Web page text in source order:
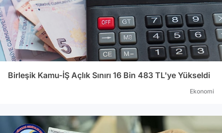
Birleşik Kamu-İŞ Açlık Sınırı 16 Bin 483 TL'ye Yükseldi
Ekonomi